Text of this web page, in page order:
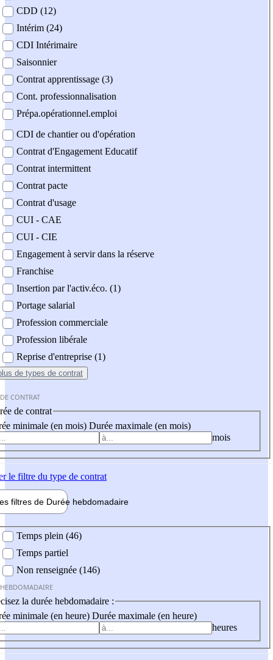
CDD (12)
Intérim (24)
CDI Intérimaire
Saisonnier
Contrat apprentissage (3)
Cont. professionnalisation
Prépa.opérationnel.emploi
CDI de chantier ou d'opération
Contrat d'Engagement Educatif
Contrat intermittent
Contrat pacte
Contrat d'usage
CUI - CAE
CUI - CIE
Engagement à servir dans la réserve
Franchise
Insertion par l'activ.éco. (1)
Portage salarial
Profession commerciale
Profession libérale
Reprise d'entreprise (1)
de types de contrat
CONTRAT
de contrat
minimale (en mois) Durée maximale (en mois)
mois
le filtre du type de contrat
filtres de Durée hebdomadaire
Temps plein (46)
Temps partiel
Non renseignée (146)
la durée hebdomadaire :
minimale (en heure) Durée maximale (en heure)
heures